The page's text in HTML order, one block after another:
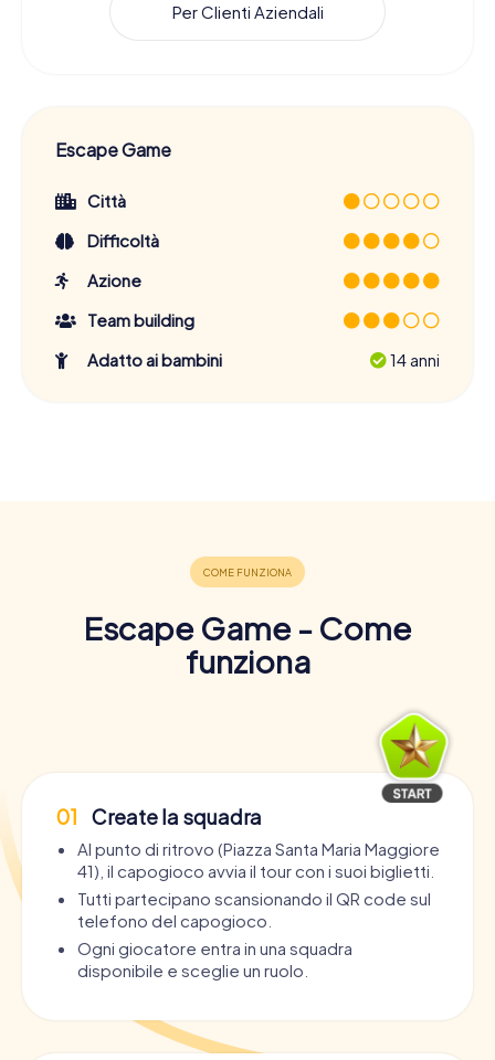
Per Clienti Aziendali
Escape Game
Città
Difficoltà
Azione
Team building
Adatto ai bambini
14 anni
Escape Game - Come
funziona
01 Create la squadra
Al punto di ritrovo (Piazza Santa Maria Maggiore
41), il capogioco avvia il tour con i suoi biglietti.
Tutti partecipano scansionando il QR code sul
telefono del capogioco.
Ogni giocatore entra in una squadra
disponibile e sceglie un ruolo.